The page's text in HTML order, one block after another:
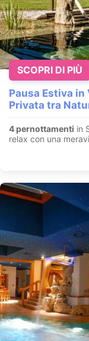
Pausa Estiva in
Privata tra
4 pernottamenti in
relax con una
SCOPRI DI PIÙ